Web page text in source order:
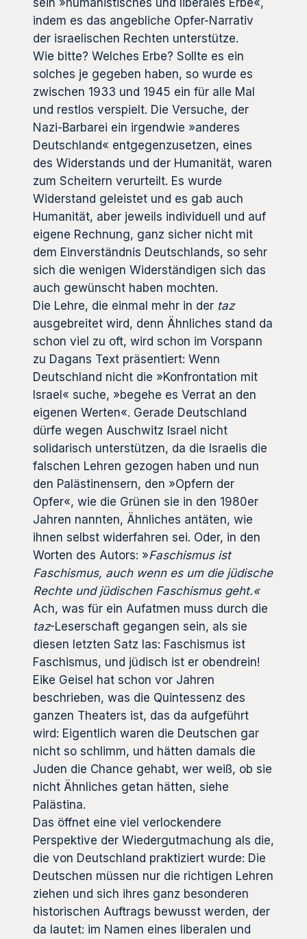
sein »humanistisches und liberales Erbe«,
indem es das angebliche Opfer-Narrativ
der israelischen Rechten unterstütze.
Wie bitte? Welches Erbe? Sollte es ein
solches je gegeben haben, so wurde es
zwischen 1933 und 1945 ein für alle Mal
und restlos verspielt. Die Versuche, der
Nazi-Barbarei ein irgendwie »anderes
Deutschland« entgegenzusetzen, eines
des Widerstands und der Humanität, waren
zum Scheitern verurteilt. Es wurde
Widerstand geleistet und es gab auch
Humanität, aber jeweils individuell und auf
eigene Rechnung, ganz sicher nicht mit
dem Einverständnis Deutschlands, so sehr
sich die wenigen Widerständigen sich das
auch gewünscht haben mochten.
Die Lehre, die einmal mehr in der taz
ausgebreitet wird, denn Ähnliches stand da
schon viel zu oft, wird schon im Vorspann
zu Dagans Text präsentiert: Wenn
Deutschland nicht die »Konfrontation mit
Israel« suche, »begehe es Verrat an den
eigenen Werten«. Gerade Deutschland
dürfe wegen Auschwitz Israel nicht
solidarisch unterstützen, da die Israelis die
falschen Lehren gezogen haben und nun
den Palästinensern, den »Opfern der
Opfer«, wie die Grünen sie in den 1980er
Jahren nannten, Ähnliches antäten, wie
ihnen selbst widerfahren sei. Oder, in den
Worten des Autors: »Faschismus ist
Faschismus, auch wenn es um die jüdische
Rechte und jüdischen Faschismus geht.«
Ach, was für ein Aufatmen muss durch die
taz-Leserschaft gegangen sein, als sie
diesen letzten Satz las: Faschismus ist
Faschismus, und jüdisch ist er obendrein!
Eike Geisel hat schon vor Jahren
beschrieben, was die Quintessenz des
ganzen Theaters ist, das da aufgeführt
wird: Eigentlich waren die Deutschen gar
nicht so schlimm, und hätten damals die
Juden die Chance gehabt, wer weiß, ob sie
nicht Ähnliches getan hätten, siehe
Palästina.
Das öffnet eine viel verlockendere
Perspektive der Wiedergutmachung als die,
die von Deutschland praktiziert wurde: Die
Deutschen müssen nur die richtigen Lehren
ziehen und sich ihres ganz besonderen
historischen Auftrags bewusst werden, der
da lautet: im Namen eines liberalen und